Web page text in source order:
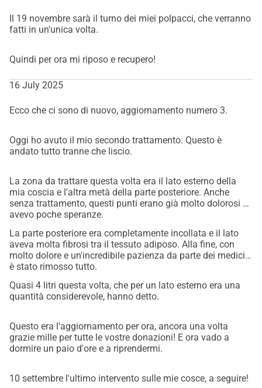
high.
15.000 myself, which means I am still 20.000 short. This is
an amount that is out of reach for me without help.
no matter how small, helps me get closer to my goal and
Why is your support so important?
Lipoedema has not only physical consequences but also
daily life with lipoedema are overwhelming. Liposuction is
the only way for me to gain real relief and get my life back.
Your donation gives me the chance for a future without
constant pain and limitations. It is not only financially, but
also emotionally incredibly valuable to me.
How can you help?
Donate an amount: Every donation, big or small, helps.
What you can spare makes a significant difference for me.
Share this campaign: Tell your friends, family, and
the greater the chance of success.
Support in other ways: If you have experience with
Your support is welcome in other forms as well.
Il 19 novembre sarà il turno dei miei polpacci, che verranno
fatti in un'unica volta.
Quindi per ora mi riposo e recupero!
16 July 2025
Ecco che ci sono di nuovo, aggiornamento numero 3.
Oggi ho avuto il mio secondo trattamento. Questo è
andato tutto tranne che liscio.
La zona da trattare questa volta era il lato esterno della
mia coscia e l'altra metà della parte posteriore. Anche
senza trattamento, questi punti erano già molto dolorosi e
avevo poche speranze.
La parte posteriore era completamente incollata e il lato
aveva molta fibrosi tra il tessuto adiposo. Alla fine, con
molto dolore e un'incredibile pazienza da parte dei medici,
è stato rimosso tutto.
Quasi 4 litri questa volta, che per un lato esterno era una
quantità considerevole, hanno detto.
Questo era l'aggiornamento per ora, ancora una volta
grazie mille per tutte le vostre donazioni! E ora vado a
dormire un paio d'ore e a riprendermi.
10 settembre l'ultimo intervento sulle mie cosce, a seguire!